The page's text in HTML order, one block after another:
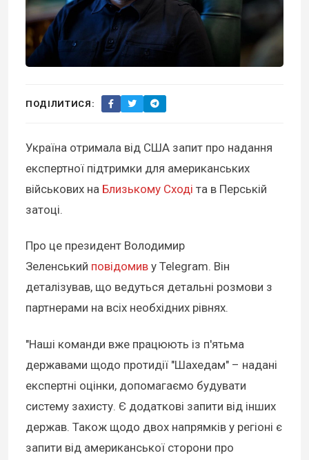
ПОДІЛИТИСЯ:
Україна отримала від США запит про надання
експертної підтримки для американських
військових на Близькому Сході та в Перській
затоці.
Про це президент Володимир
Зеленський повідомив у Telegram. Він
деталізував, що ведуться детальні розмови з
партнерами на всіх необхідних рівнях.
"Наші команди вже працюють із п'ятьма
державами щодо протидії "Шахедам" – надані
експертні оцінки, допомагаємо будувати
систему захисту. Є додаткові запити від інших
держав. Також щодо двох напрямків у регіоні є
запити від американської сторони про